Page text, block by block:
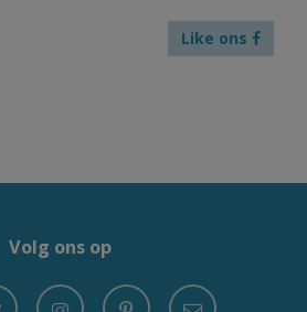
Like ons
Volg ons op